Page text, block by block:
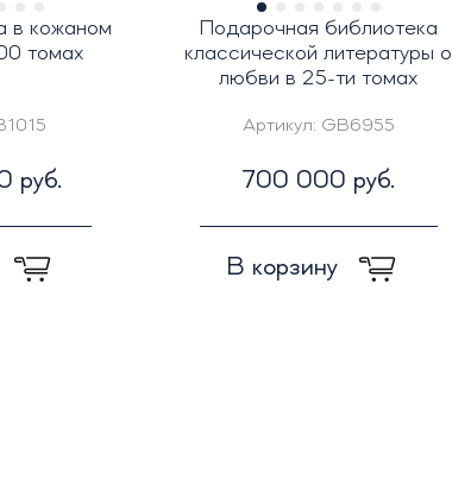
в кожаном
томах
руб.
Подарочная библиотека
классической литературы о
любви в 25-ти томах
Артикул: GB6955
700 000 руб.
В корзину